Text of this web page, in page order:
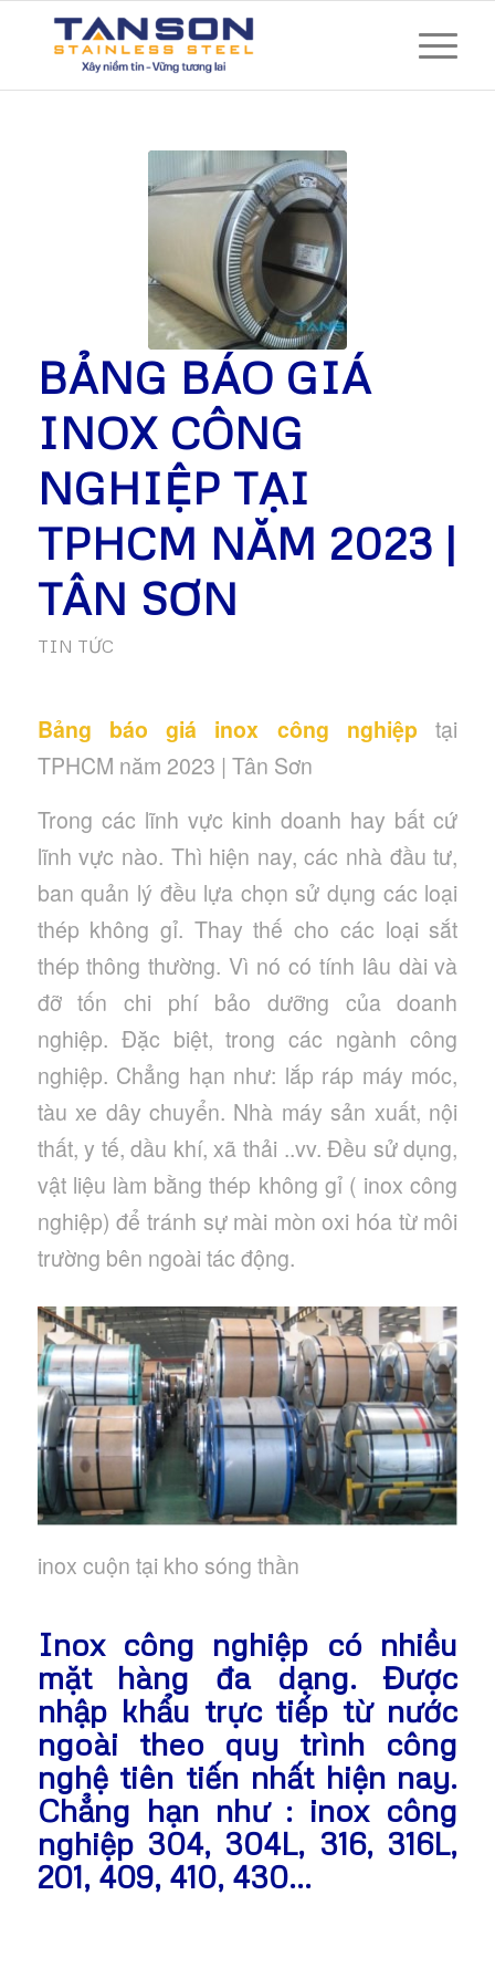
BẢNG BÁO GIÁ
INOX CÔNG
NGHIỆP TẠI
TPHCM NĂM 2023 |
TÂN SƠN
TIN TỨC
Bảng báo giá inox công nghiệp tại
TPHCM năm 2023 | Tân Sơn
Trong các lĩnh vực kinh doanh hay bất cứ
lĩnh vực nào. Thì hiện nay, các nhà đầu tư,
ban quản lý đều lựa chọn sử dụng các loại
thép không gỉ. Thay thế cho các loại sắt
thép thông thường. Vì nó có tính lâu dài và
đỡ tốn chi phí bảo dưỡng của doanh
nghiệp. Đặc biệt, trong các ngành công
nghiệp. Chẳng hạn như: lắp ráp máy móc,
tàu xe dây chuyển. Nhà máy sản xuất, nội
thất, y tế, dầu khí, xã thải ..vv. Đều sử dụng,
vật liệu làm bằng thép không gỉ ( inox công
nghiệp) để tránh sự mài mòn oxi hóa từ môi
trường bên ngoài tác động.
inox cuộn tại kho sóng thần
Inox công nghiệp có nhiều
mặt hàng đa dạng. Được
nhập khẩu trực tiếp từ nước
ngoài theo quy trình công
nghệ tiên tiến nhất hiện nay.
Chẳng hạn như : inox công
nghiệp 304, 304L, 316, 316L,
201, 409, 410, 430…